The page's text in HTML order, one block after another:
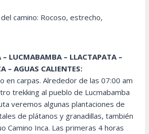
camino: Rocoso, estrecho,
– LUCMABAMBA – LLACTAPATA –
– AGUAS CALIENTES:
en carpas. Alrededor de las 07:00 am
trekking al pueblo de Lucmabamba
veremos algunas plantaciones de
de plátanos y granadillas, también
Camino Inca. Las primeras 4 horas